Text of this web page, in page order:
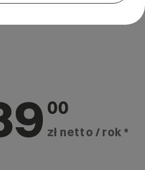
00
zł netto / rok *